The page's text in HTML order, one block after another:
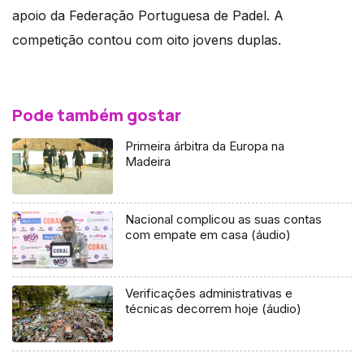
apoio da Federação Portuguesa de Padel. A
competição contou com oito jovens duplas.
Pode também gostar
Primeira árbitra da Europa na
Madeira
Nacional complicou as suas contas
com empate em casa (áudio)
Verificações administrativas e
técnicas decorrem hoje (áudio)